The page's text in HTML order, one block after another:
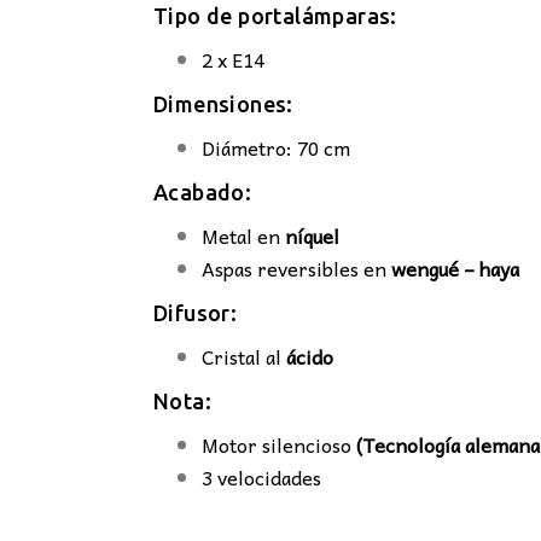
Tipo de portalámparas:
2 x E14
Dimensiones:
Acabado:
Metal enníquel
Aspas reversibles enwengué – haya
Difusor:
Cristal alácido
Nota:
Motor silencioso(Tecnología
3 velocidades